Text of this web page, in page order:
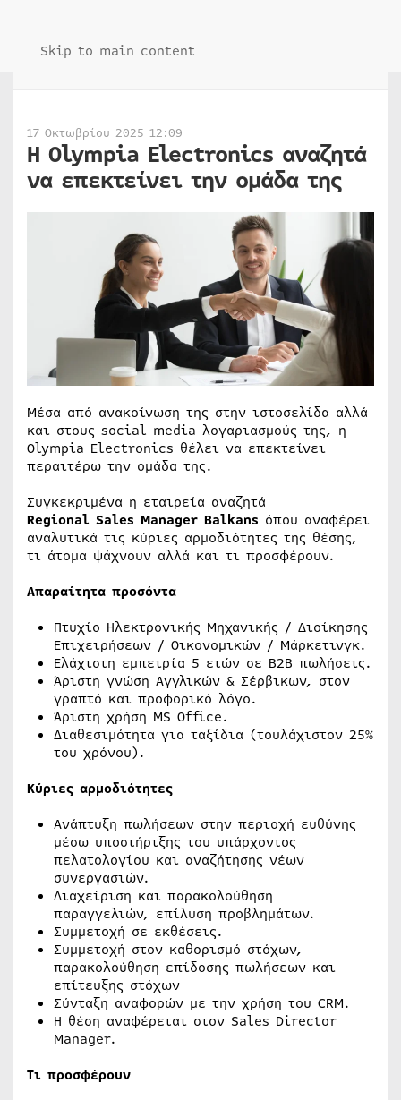
Skip to main content
17 Οκτωβρίου 2025 12:09
Η Olympia Electronics αναζητά
να επεκτείνει την ομάδα της
Μέσα από ανακοίνωση της στην ιστοσελίδα αλλά
και στους social media λογαριασμούς της, η
Olympia Electronics θέλει να επεκτείνει
περαιτέρω την ομάδα της.
Συγκεκριμένα η εταιρεία αναζητά
Regional Sales Manager Balkans όπου αναφέρει
αναλυτικά τις κύριες αρμοδιότητες της θέσης,
τι άτομα ψάχνουν αλλά και τι προσφέρουν.
Απαραίτητα προσόντα
Πτυχίο Ηλεκτρονικής Μηχανικής / Διοίκησης
Επιχειρήσεων / Οικονομικών / Μάρκετινγκ.
Ελάχιστη εμπειρία 5 ετών σε B2B πωλήσεις.
Άριστη γνώση Αγγλικών & Σέρβικων, στον
γραπτό και προφορικό λόγο.
Άριστη χρήση MS Office.
Διαθεσιμότητα για ταξίδια (τουλάχιστον 25%
του χρόνου).
Κύριες αρμοδιότητες
Ανάπτυξη πωλήσεων στην περιοχή ευθύνης
μέσω υποστήριξης του υπάρχοντος
πελατολογίου και αναζήτησης νέων
συνεργασιών.
Διαχείριση και παρακολούθηση
παραγγελιών, επίλυση προβλημάτων.
Συμμετοχή σε εκθέσεις.
Συμμετοχή στον καθορισμό στόχων,
παρακολούθηση επίδοσης πωλήσεων και
επίτευξης στόχων
Σύνταξη αναφορών με την χρήση του CRM.
Η θέση αναφέρεται στον Sales Director
Manager.
Τι προσφέρουν